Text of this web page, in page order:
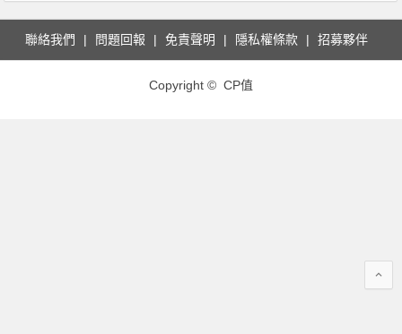
聯絡我們 問題回報 免責聲明 隱私權條款 招募夥伴
Copyright © CP值